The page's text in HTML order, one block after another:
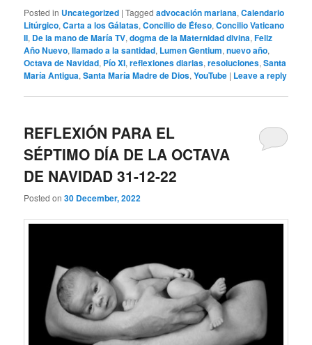
Posted in Uncategorized |Tagged advocación mariana,Calendario
Litúrgico,Carta a los Gálatas,Concilio de Éfeso,Concilio Vaticano
II, De la mano de María TV,dogma de la Maternidad divina,Feliz
Año Nuevo,llamado a la santidad, Lumen Gentium,nuevo año,
Octava de Navidad, Pío XI,reflexiones diarias,resoluciones,Santa
María Antigua,Santa María Madre de Dios,YouTube | Leave a reply
REFLEXIÓN PARA EL
SÉPTIMO DÍA DE LA OCTAVA
DE NAVIDAD 31-12-22
Posted on30 December, 2022